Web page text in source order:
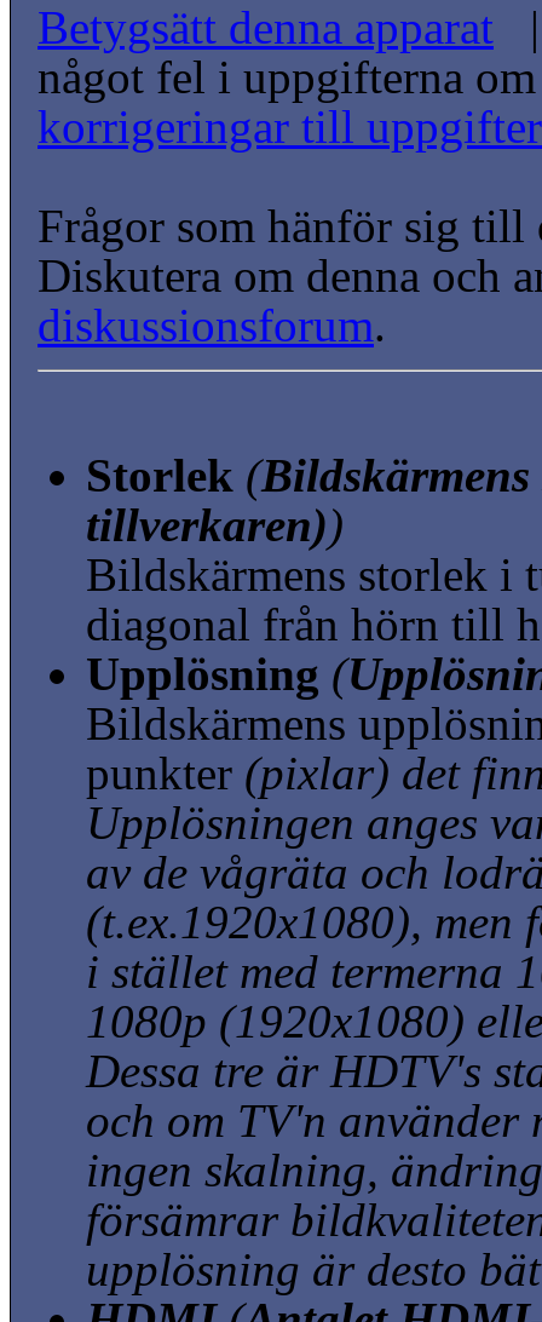
Betygsätt denna apparat |
något fel i uppgifterna
korrigeringar till
Frågor som hänför sig till
Diskutera om denna och
diskussionsforum.
Storlek (
tillverkaren))
Bildskärmens storlek i
diagonal från hörn till
Upplösning (
Bildskärmens
punkter (pixlar) det
Upplösningen anges
av de vågräta och
(t.ex.1920x1080), men
i stället med termerna
1080p (1920x1080)
Dessa tre är HDTV's
och om TV'n använder
ingen skalning,
försämrar
upplösning är desto